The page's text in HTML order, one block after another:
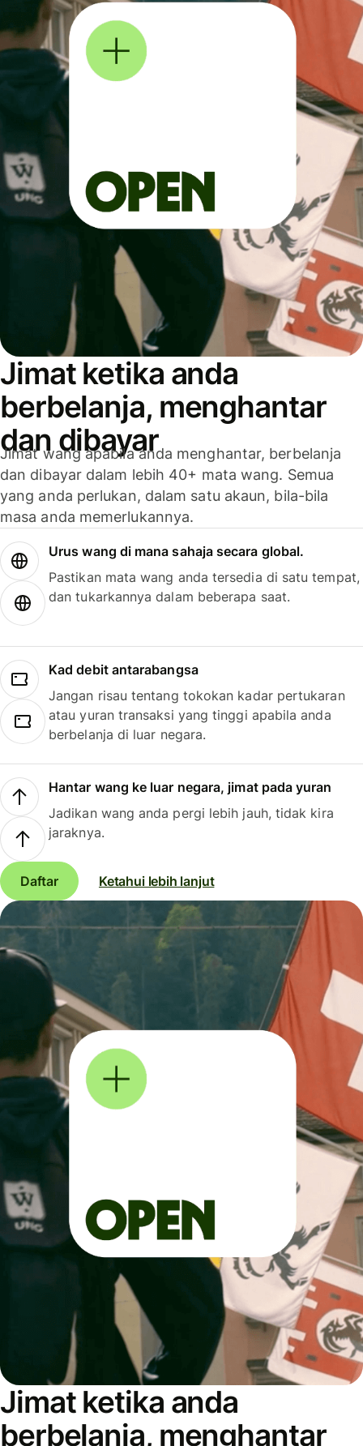
Jimat ketika anda
berbelanja, menghantar
dan dibayar
Jimat wang apabila anda menghantar, berbelanja
dan dibayar dalam lebih 40+ mata wang. Semua
yang anda perlukan, dalam satu akaun, bila-bila
masa anda memerlukannya.
Urus wang di mana sahaja secara global.
Pastikan mata wang anda tersedia di satu tempat,
dan tukarkannya dalam beberapa saat.
Kad debit antarabangsa
Jangan risau tentang tokokan kadar pertukaran
atau yuran transaksi yang tinggi apabila anda
berbelanja di luar negara.
Hantar wang ke luar negara, jimat pada yuran
Jadikan wang anda pergi lebih jauh, tidak kira
jaraknya.
Daftar Ketahui lebih lanjut
Jimat ketika anda
berbelanja, menghantar